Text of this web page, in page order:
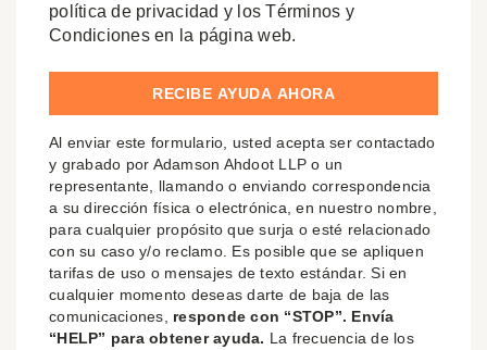
política de privacidad y los Términos y
Condiciones en la página web.
Al enviar este formulario, usted acepta ser contactado
y grabado por Adamson Ahdoot LLP o un
representante, llamando o enviando correspondencia
a su dirección física o electrónica, en nuestro nombre,
para cualquier propósito que surja o esté relacionado
con su caso y/o reclamo. Es posible que se apliquen
tarifas de uso o mensajes de texto estándar. Si en
cualquier momento deseas darte de baja de las
comunicaciones, responde con “STOP”. Envía
“HELP” para obtener ayuda. La frecuencia de los